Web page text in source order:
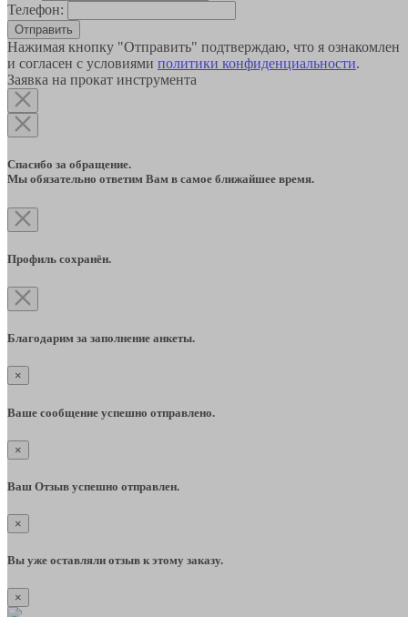
Телефон:
Отправить
Нажимая кнопку "Отправить" подтверждаю, что я ознакомлен
и согласен с условиями политики конфиденциальности.
Заявка на прокат инструмента
Спасибо за обращение.
Мы обязательно ответим Вам в самое ближайшее время.
Профиль сохранён.
Благодарим за заполнение анкеты.
×
Ваше сообщение успешно отправлено.
×
Ваш Отзыв успешно отправлен.
×
Вы уже оставляли отзыв к этому заказу.
×